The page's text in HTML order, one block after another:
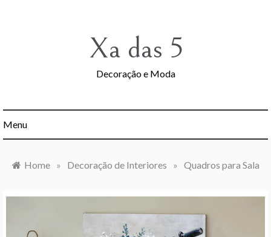
Xa das 5
Decoração e Moda
Menu
Home » Decoração de Interiores » Quadros para Sala